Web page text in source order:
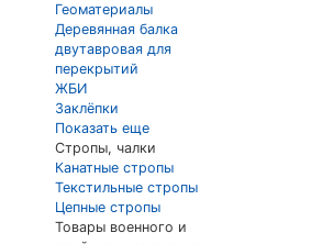
Геоматериалы
Деревянная балка
двутавровая для
перекрытий
ЖБИ
Заклёпки
Показать еще
Стропы, чалки
Канатные стропы
Текстильные стропы
Цепные стропы
Товары военного и